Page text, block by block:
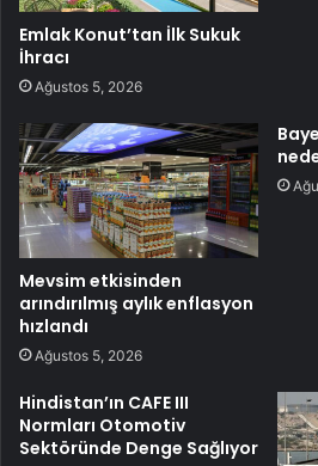
Emlak Konut’tan İlk Sukuk
İhracı
Ağustos 5, 2026
Mevsim etkisinden
arındırılmış aylık enflasyon
hızlandı
Ağustos 5, 2026
Hindistan’ın CAFE III
Normları Otomotiv
Sektöründe Denge Sağlıyor